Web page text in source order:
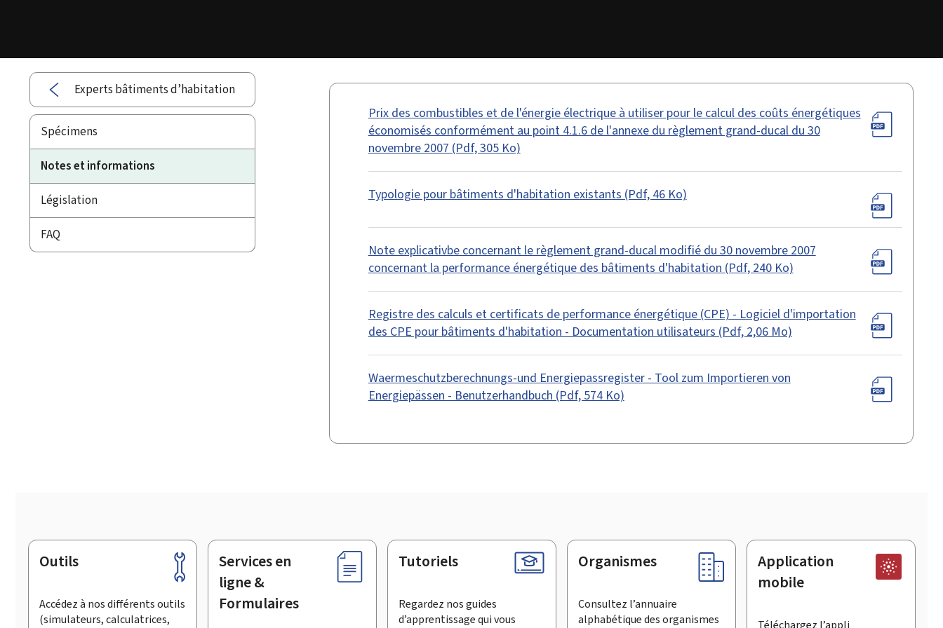
Experts bâtiments d’habitation
Spécimens
Notes et informations
Législation
FAQ
Prix des combustibles et de l'énergie électrique à utiliser pour le calcul des coûts énergétiques
économisés conformément au point 4.1.6 de l'annexe du règlement grand-ducal du 30
novembre 2007 (Pdf, 305 Ko)
Typologie pour bâtiments d'habitation existants (Pdf, 46 Ko)
Note explicativbe concernant le règlement grand-ducal modifié du 30 novembre 2007
concernant la performance énergétique des bâtiments d'habitation (Pdf, 240 Ko)
Registre des calculs et certificats de performance énergétique (CPE) - Logiciel d'importation
des CPE pour bâtiments d'habitation - Documentation utilisateurs (Pdf, 2,06 Mo)
Waermeschutzberechnungs-und Energiepassregister - Tool zum Importieren von
Energiepässen - Benutzerhandbuch (Pdf, 574 Ko)
Pied
page
Outils
Accédez à nos différents outils
(simulateurs, calculatrices,
Services en
ligne &
Formulaires
Tutoriels
Regardez nos guides
d’apprentissage qui vous
Organismes
Consultez l’annuaire
alphabétique des organismes
Application
mobile
Téléchargez l’appli